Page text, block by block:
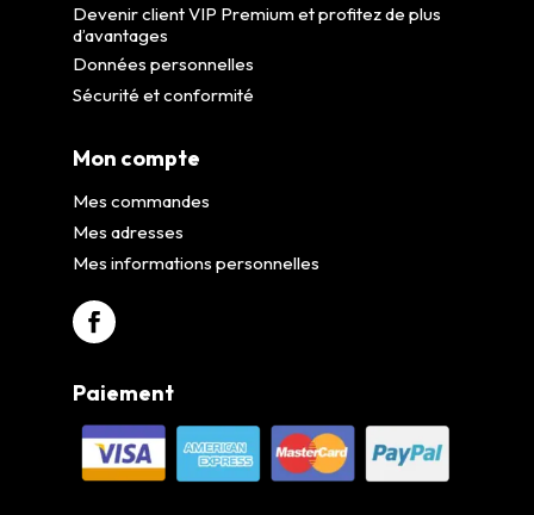
Devenir client VIP Premium et profitez de plus
d’avantages
Données personnelles
Sécurité et conformité
Mon compte
Mes commandes
Mes adresses
Mes informations personnelles
Paiement